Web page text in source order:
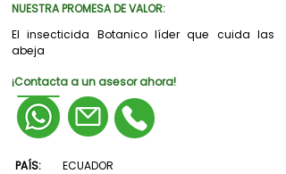
NUESTRA PROMESA DE VALOR:
El insecticida Botanico líder que cuida las
abeja
¡Contacta a un asesor ahora!
PAÍS:
ECUADOR